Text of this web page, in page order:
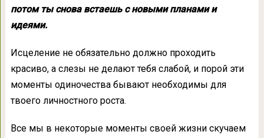
потом ты снова встаешь с новыми планами и
идеями.
Исцеление не обязательно должно проходить
красиво, а слезы не делают тебя слабой, и порой эти
моменты одиночества бывают необходимы для
твоего личностного роста.
Все мы в некоторые моменты своей жизни скучаем